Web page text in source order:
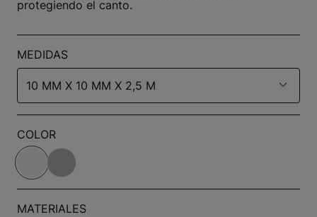
protegiendo el canto.
MEDIDAS
10 MM X 10 MM X 2,5 M
COLOR
MATERIALES